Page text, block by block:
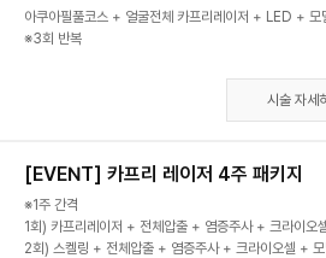
아쿠아필풀코스 + 얼굴전체 카프리레이저 + LED + 모
※3회 반복
시술 자세히
[EVENT] 카프리 레이저 4주 패키지
※1주 간격
1회) 카프리레이저 + 전체압출 + 염증주사 + 크라이오
2회) 스켈링 + 전체압출 + 염증주사 + 크라이오셀 +